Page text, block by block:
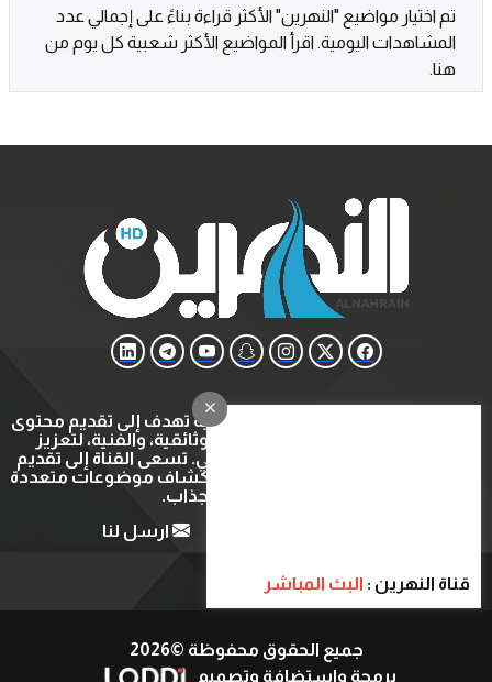
تم اختيار مواضيع "النهرين" الأكثر قراءة بناءً على إجمالي عدد
المشاهدات اليومية. اقرأ المواضيع الأكثر شعبية كل يوم من
هنا.
قناة النهرين : البث المباشر
قناة النهرين هي قناة ثقافية وتعليمية تهدف إلى تقديم محتوى
متنوع يشمل البرامج التعليمية، الوثائقية، والفنية، لتعزيز
المعرفة والتثقيف في المجتمع العربي. تسعى القناة إلى تقديم
تجربة مشاهدة ثرية ومفيدة عبر استكشاف موضوعات متعددة
بأسلوب شيق وجذاب.
ارسل لنا
جميع الحقوق محفوظة ©2026
برمجة واستضافة وتصميم